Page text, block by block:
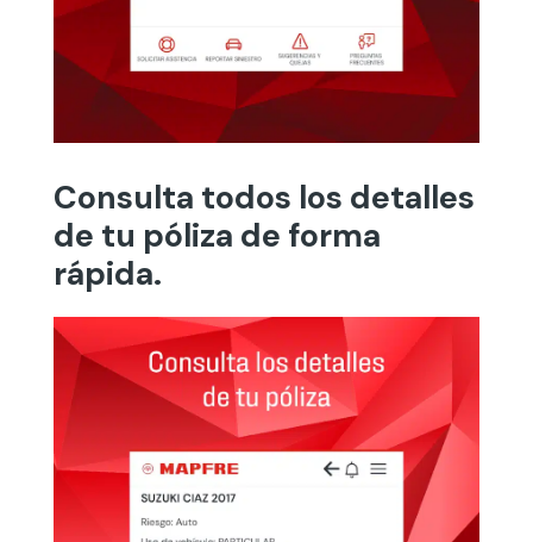
Consulta todos los detalles
de tu póliza de forma
rápida.